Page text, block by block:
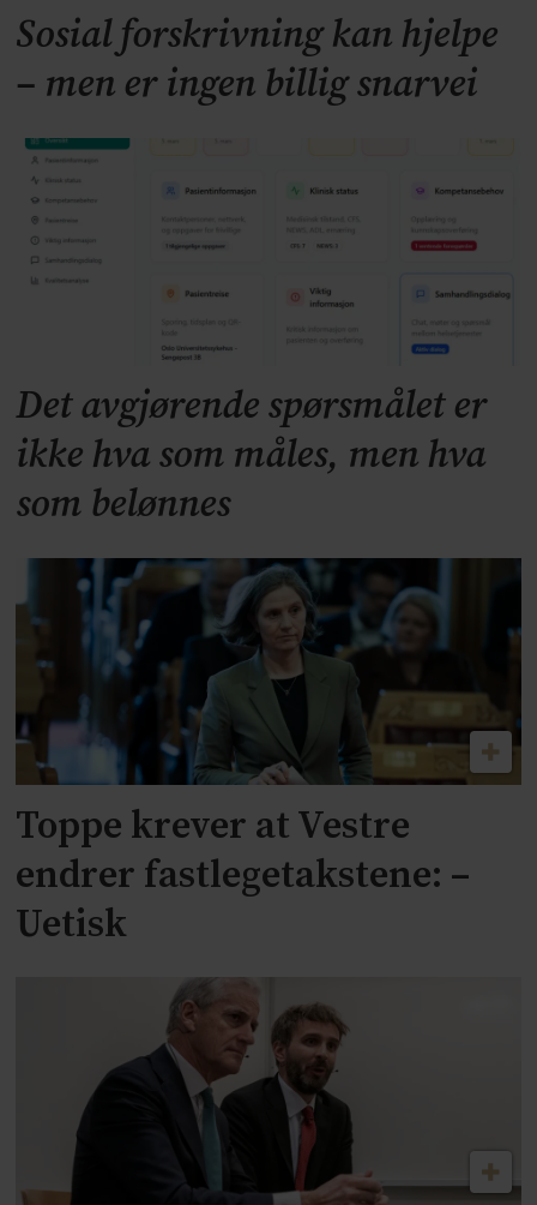
Sosial forskrivning kan hjelpe
– men er ingen billig snarvei
Det avgjørende spørsmålet er
ikke hva som måles, men hva
som belønnes
Toppe krever at Vestre
endrer fastlegetakstene: –
Uetisk